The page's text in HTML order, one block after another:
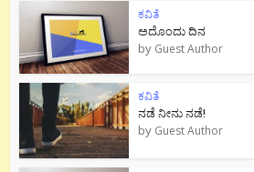
ಕವಿತೆ
ಅದೊಂದು ದಿನ
by Guest Author
ಕವಿತೆ
ನಡೆ ನೀನು‌ ನಡೆ!
by Guest Author